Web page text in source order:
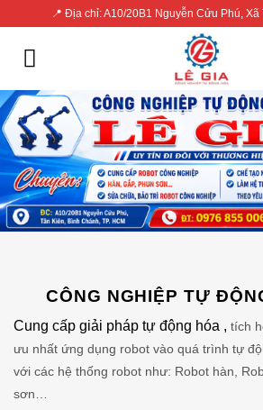
content
📍 Địa chỉ: A10/20B1 Nguyễn Cửu Phú, Xã
CÔNG NGHIỆP TỰ
Cung cấp giải pháp tự động hóa , tích
ưu nhất ứng dụng robot vào quá trình tự
với các hệ thống robot như: Robot hàn,
sơn…